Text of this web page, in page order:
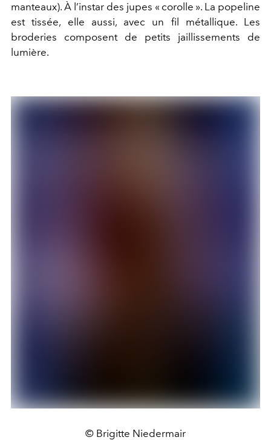
manteaux). À l’instar des jupes « corolle ». La popeline
est tissée, elle aussi, avec un fil métallique. Les
broderies composent de petits jaillissements de
lumière.
© Brigitte Niedermair